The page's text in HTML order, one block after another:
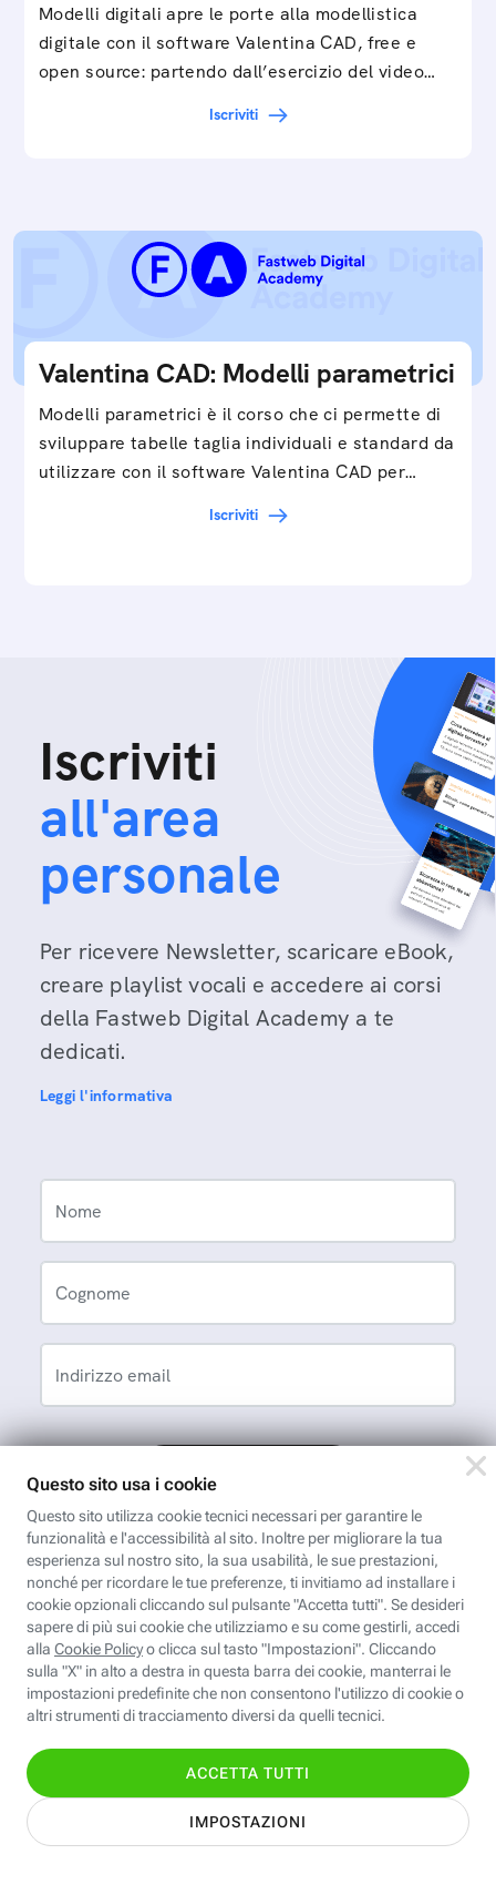
Modelli digitali apre le porte alla modellistica
digitale con il software Valentina CAD, free e
open source: partendo dall’esercizio del video…
Iscriviti
Valentina CAD: Modelli parametrici
Modelli parametrici è il corso che ci permette di
sviluppare tabelle taglia individuali e standard da
utilizzare con il software Valentina CAD per…
Iscriviti
Iscriviti
all'area
personale
Per ricevere Newsletter, scaricare eBook,
creare playlist vocali e accedere ai corsi
della Fastweb Digital Academy a te
dedicati.
Leggi l'informativa
Nome
Cognome
Indirizzo email
App FastwebPlus
conoscere, informare,
ispirare